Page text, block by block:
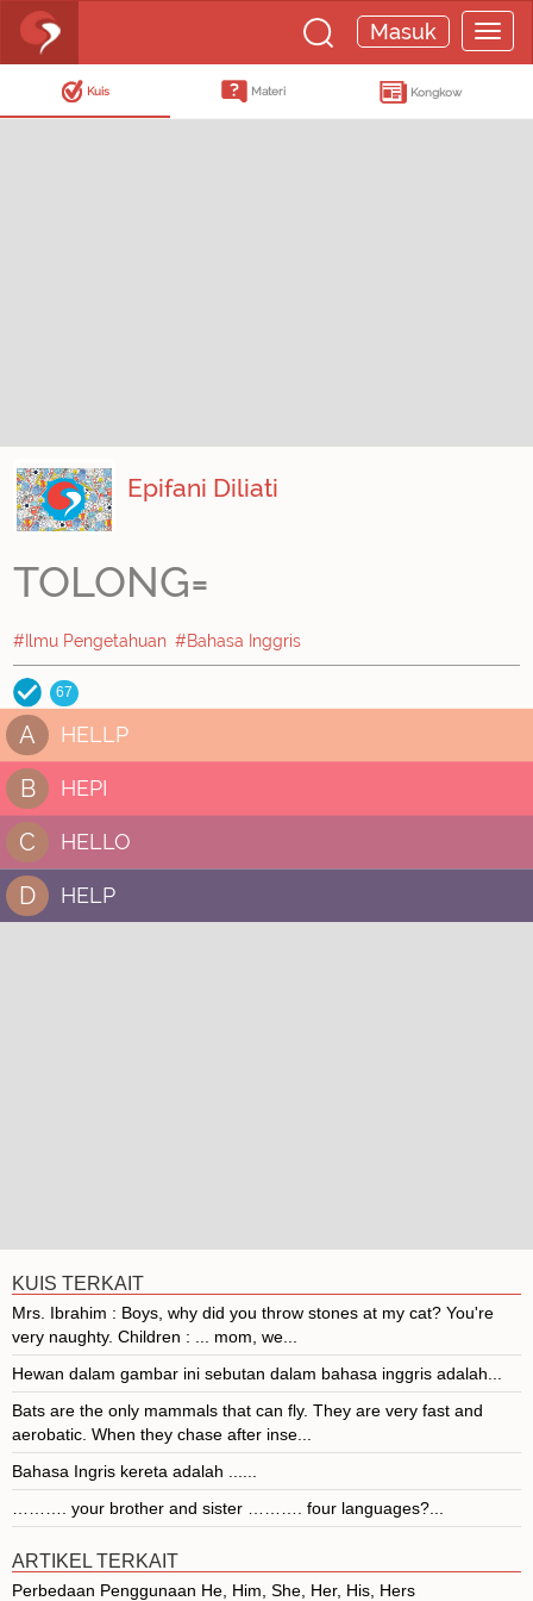
Masuk
Kuis Materi Kongkow
Epifani Diliati
TOLONG=
#Ilmu Pengetahuan #Bahasa Inggris
67
A HELLP
B HEPI
C HELLO
D HELP
KUIS TERKAIT
Mrs. Ibrahim : Boys, why did you throw stones at my cat? You're
very naughty. Children : ... mom, we...
Hewan dalam gambar ini sebutan dalam bahasa inggris adalah...
Bats are the only mammals that can fly. They are very fast and
aerobatic. When they chase after inse...
Bahasa Ingris kereta adalah ......
………. your brother and sister ………. four languages?...
ARTIKEL TERKAIT
Perbedaan Penggunaan He, Him, She, Her, His, Hers